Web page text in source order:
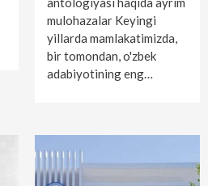
mulohazalar Keyingi
yillarda mamlakatimizda,
bir tomondan, o'zbek
adabiyotining eng…